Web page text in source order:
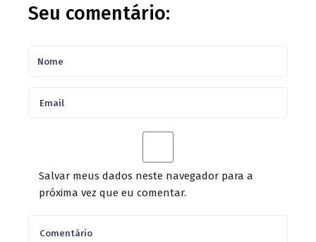
Seu comentário:
Salvar meus dados neste navegador para a
próxima vez que eu comentar.